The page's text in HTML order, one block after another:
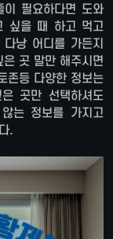
이 필요하다면 도와
싶을 때 하고 먹고
낭 어디를 가든지
곳 말만 해주시면
존등 다양한 정보는
곳만 선택하셔도
는 정보를 가지고
.